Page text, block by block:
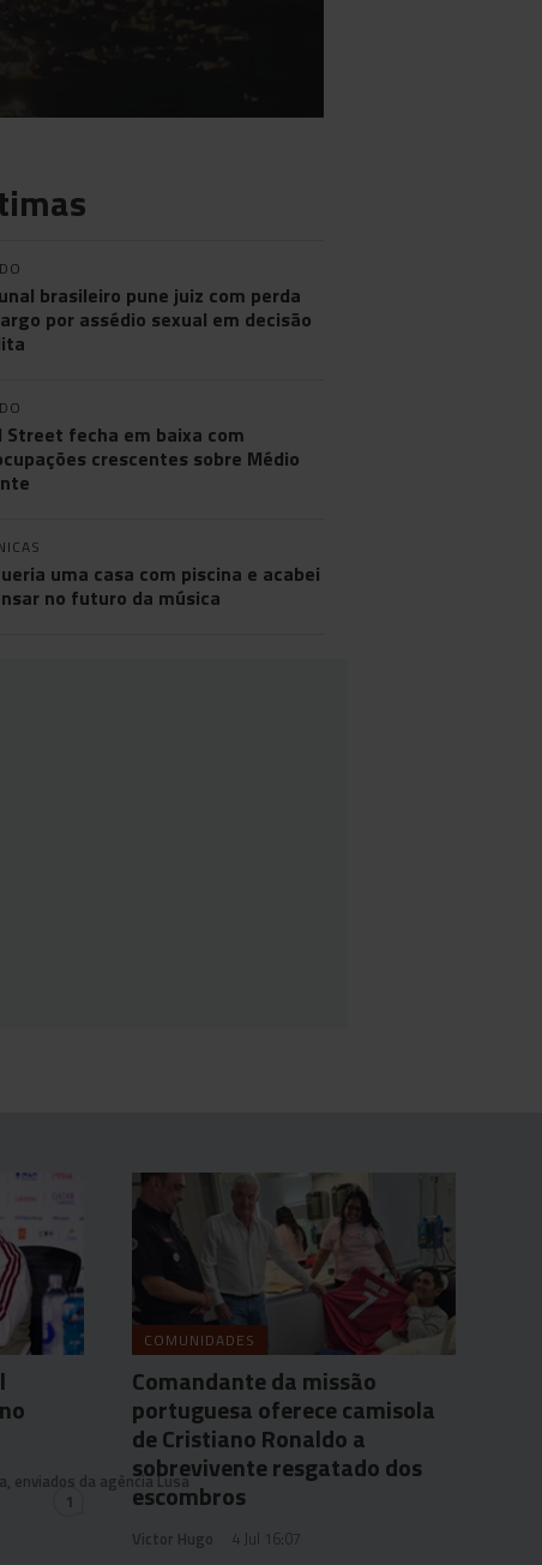
brasileiro pune juiz com perda
por assédio sexual em decisão
Street fecha em baixa com
crescentes sobre Médio
uma casa com piscina e acabei
no futuro da música
enviados da agência Lusa
1
COMUNIDADES
Comandante da missão
portuguesa oferece camisola
de Cristiano Ronaldo a
sobrevivente resgatado dos
escombros
Victor Hugo 4 Jul 16:07